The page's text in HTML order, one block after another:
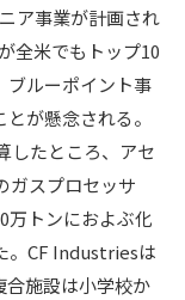
ア事業が計画され
全米でもトップ10
ブルーポイント事
が懸念される。
したところ、アセ
ガスプロセッサ
万トンにおよぶ化
。CF Industriesは
合施設は小学校か